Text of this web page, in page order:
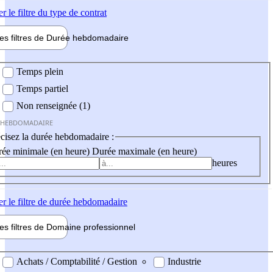
le filtre du type de contrat
filtres de Durée hebdomadaire
Temps plein
Temps partiel
Non renseignée (1)
la durée hebdomadaire :
minimale (en heure) Durée maximale (en heure)
heures
le filtre de durée hebdomadaire
filtres de Domaine professionnel
professionel
Achats / Comptabilité / Gestion
Industrie